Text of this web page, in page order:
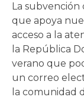
La subvención
que apoya
acceso a la
la República
verano que
un correo
la comunidad